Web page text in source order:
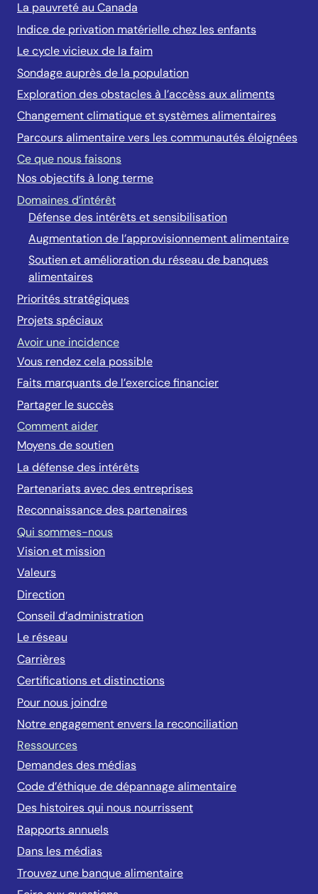
La pauvreté au Canada
Indice de privation matérielle chez les enfants
Le cycle vicieux de la faim
Sondage auprès de la population
Exploration des obstacles à l’accèss aux aliments
Changement climatique et systèmes alimentaires
Parcours alimentaire vers les communautés éloignées
Ce que nous faisons
Nos objectifs à long terme
Domaines d’intérêt
Défense des intérêts et sensibilisation
Augmentation de l’approvisionnement alimentaire
Soutien et amélioration du réseau de banques
alimentaires
Priorités stratégiques
Projets spéciaux
Avoir une incidence
Vous rendez cela possible
Faits marquants de l’exercice financier
Partager le succès
Comment aider
Moyens de soutien
La défense des intérêts
Partenariats avec des entreprises
Reconnaissance des partenaires
Qui sommes-nous
Vision et mission
Valeurs
Direction
Conseil d’administration
Le réseau
Carrières
Certifications et distinctions
Pour nous joindre
Notre engagement envers la reconciliation
Ressources
Demandes des médias
Code d’éthique de dépannage alimentaire
Des histoires qui nous nourrissent
Rapports annuels
Dans les médias
Trouvez une banque alimentaire